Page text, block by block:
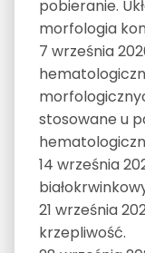
pobieranie.
morfologia
7 września
stosowane u
14 września
21 września
krzepliwość.